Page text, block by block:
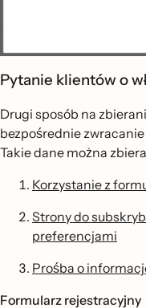
Pytanie klientów o
Drugi sposób na
bezpośrednie
Takie dane można
Korzystanie z
Strony do
preferencjami
Prośba o
Formularz rejestracyjny